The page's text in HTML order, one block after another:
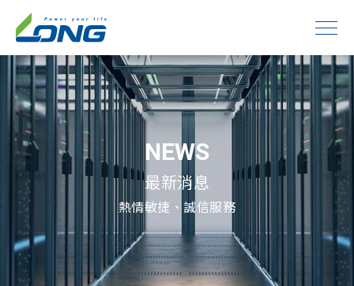
NEWS
最新消息
熱情敏捷、誠信服務